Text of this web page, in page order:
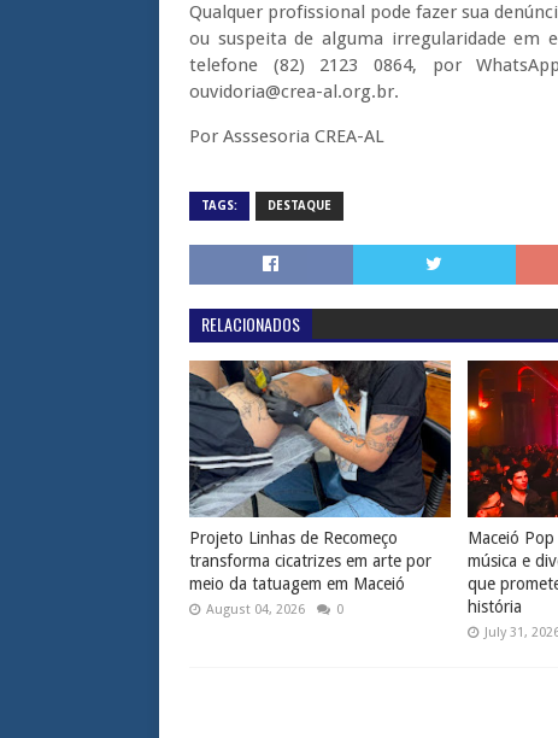
Qualquer profissional pode fazer sua
ou suspeita de alguma irregularidade em
telefone (82) 2123 0864, por
ouvidoria@crea-al.org.br.
Por Asssesoria CREA-AL
TAGS: DESTAQUE
RELACIONADOS
Projeto Linhas de Recomeço
transforma cicatrizes em arte por
meio da tatuagem em Maceió
August 04, 2026 0
Maceió Pop
música e
que
história
July 31,